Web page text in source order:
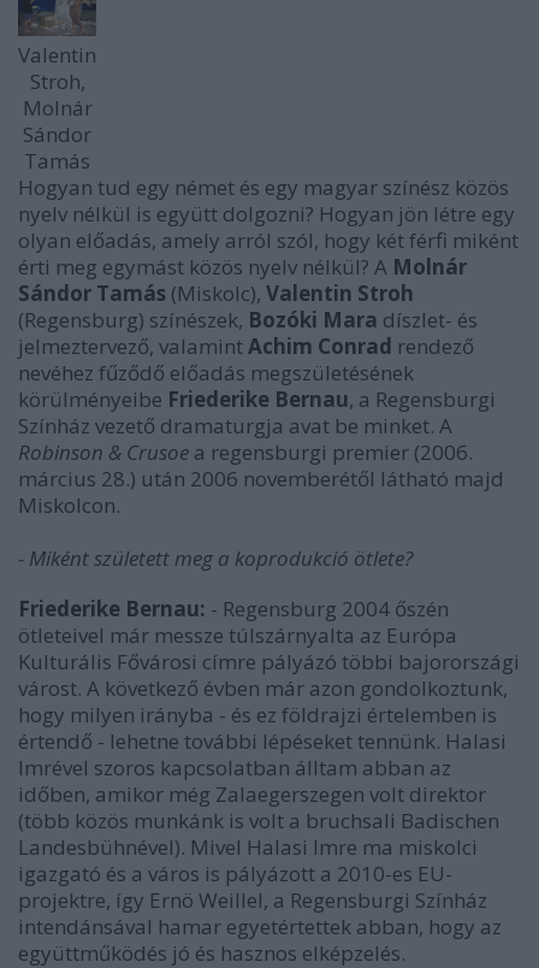
Valentin
Stroh,
Molnár
Sándor
Tamás
Hogyan tud egy német és egy magyar színész közös
nyelv nélkül is együtt dolgozni? Hogyan jön létre egy
olyan előadás, amely arról szól, hogy két férfi miként
érti meg egymást közös nyelv nélkül? A Molnár
Sándor Tamás (Miskolc), Valentin Stroh
(Regensburg) színészek, Bozóki Mara díszlet- és
jelmeztervező, valamintAchim Conrad rendező
nevéhez fűződő előadás megszületésének
körülményeibe Friederike Bernau, a Regensburgi
Színház vezető dramaturgja avat be minket. A
Robinson & Crusoe a regensburgi premier (2006.
március 28.) után 2006 novemberétől látható majd
Miskolcon.
- Miként született meg a koprodukció ötlete?
Friederike Bernau: - Regensburg 2004 őszén
ötleteivel már messze túlszárnyalta az Európa
Kulturális Fővárosi címre pályázó többi bajorországi
várost. A következő évben már azon gondolkoztunk,
hogy milyen irányba - és ez földrajzi értelemben is
értendő - lehetne további lépéseket tennünk. Halasi
Imrével szoros kapcsolatban álltam abban az
időben, amikor még Zalaegerszegen volt direktor
(több közös munkánk is volt a bruchsali Badischen
Landesbühnével). Mivel Halasi Imre ma miskolci
igazgató és a város is pályázott a 2010-es EU-
projektre, így Ernö Weillel, a Regensburgi Színház
intendánsával hamar egyetértettek abban, hogy az
együttműködés jó és hasznos elképzelés.